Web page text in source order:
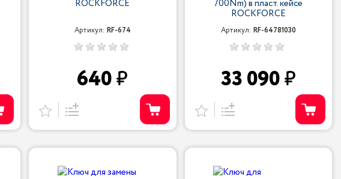
ROCKFORCE
Артикул: RF-674
640
700Nm) в пласт. кейсе
ROCKFORCE
Артикул: RF-64781030
33 090